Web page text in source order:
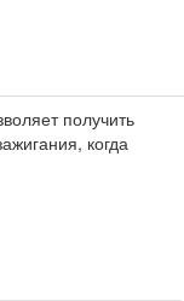
получить
когда